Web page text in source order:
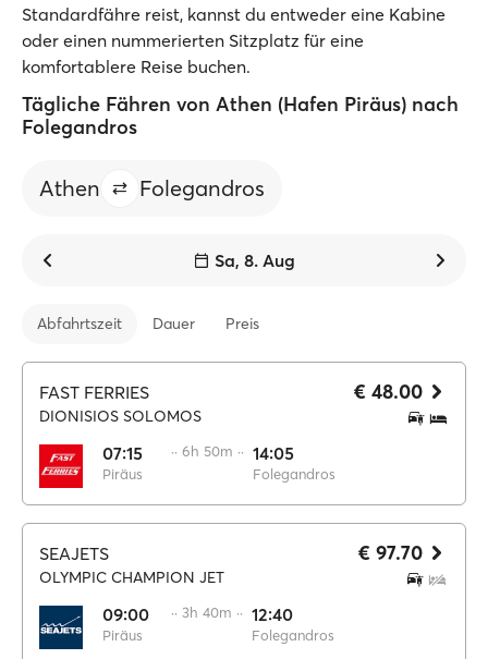
Standardfähre reist, kannst du entweder eine Kabine
oder einen nummerierten Sitzplatz für eine
komfortablere Reise buchen.
Tägliche Fähren von Athen (Hafen Piräus) nach
Folegandros
Athen Folegandros
Sa, 8. Aug
Abfahrtszeit Dauer Preis
FAST FERRIES
DIONISIOS SOLOMOS
07:15
Piräus
·· 6h 50m ·· 14:05
Folegandros
€ 48.00
SEAJETS
OLYMPIC CHAMPION JET
09:00
Piräus
·· 3h 40m ·· 12:40
Folegandros
€ 97.70